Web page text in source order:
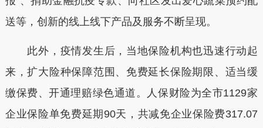
送等，创新的线上线下产品及服务不断呈现。
此外，疫情发生后，当地保险机构也迅速行动起
来，扩大险种保障范围、免费延长保险期限、适当缓
缴保费、开通理赔绿色通道。人保财险为全市1129家
企业保险单免费延期90天，共减免企业保险费317.07